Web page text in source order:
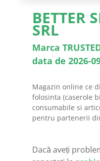
BETTER
SRL
Marca
data de 2026-
Magazin online ce
folosinta (caserole
consumabile si
pentru partenerii
Dacă aveți